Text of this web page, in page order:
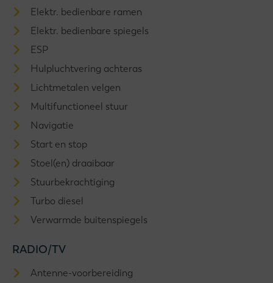
Elektr. bedienbare ramen
Elektr. bedienbare spiegels
ESP
Hulpluchtvering achteras
Lichtmetalen velgen
Multifunctioneel stuur
Navigatie
Start en stop
Stoel(en) draaibaar
Stuurbekrachtiging
Turbo diesel
Verwarmde buitenspiegels
RADIO/TV
Antenne-voorbereiding